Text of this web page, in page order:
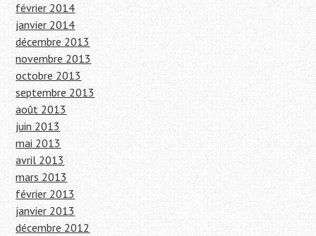
février 2014
janvier 2014
décembre 2013
novembre 2013
octobre 2013
septembre 2013
août 2013
juin 2013
mai 2013
avril 2013
mars 2013
février 2013
janvier 2013
décembre 2012